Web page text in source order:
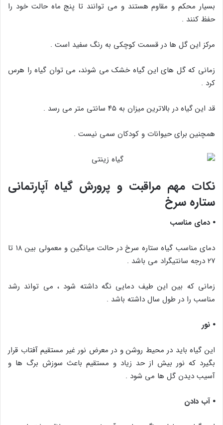
بسیار محکم و مقاوم هستند و می توانند تا پنج ماه حالت خود را
حفظ کنند .
مرکز این گل ها در قسمت کوچکی به رنگ سفید است .
زمانی که گل های این گیاه خشک می شوند، می توان گیاه را هرس
کرد .
قد این گیاه در بالاترین میزان به ۴۵ سانتی متر می رسد .
همچنین برای حیوانات و کودکان سمی نیست .
نکات مهم مراقبت و پرورش گیاه آپارتمانی
ستاره سرخ
⦁ دمای مناسب
دمای مناسب گیاه ستاره سرخ در حالت میانگین و معمولی بین ۱۸ تا
۲۷ درجه سانتیگراد می باشد .
زمانی که بین این طیف دمایی نگه داشته شود ، می تواند رشد
مناسب را در طول سال داشته باشد .
⦁ نور
این گیاه باید در محیط روشن و در معرض نور غیر مستقیم آفتاب قرار
بگیرد که نور بیش از حد زیاد و مستقیم باعث سوزش برگ ها و
آسیب دیدن گل ها می شود .
⦁ آب دادن